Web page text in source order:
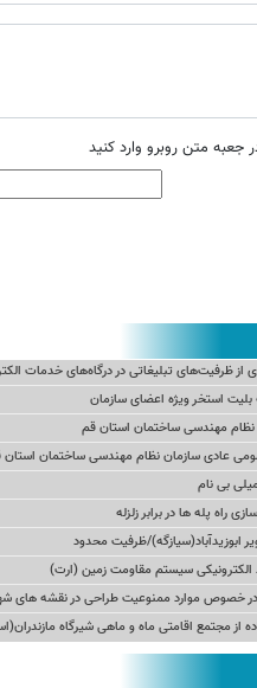
جعبه متن روبرو وارد کنید
از ظرفیت‌های تبلیغاتی در درگاه‌های خدمات
بلیت استخر ویژه اعضای سازمان
مهندسی ساختمان استان قم
عادی سازمان نظام مهندسی ساختمان
بی نام
راه پله ها در برابر زلزله
ابوزیدآباد(سیازگه)/ظرفیت محدود
الکترونیکی سیستم مقاومت زمین (ارت)
در خصوص موارد ممنوعیت طراحی در نقشه های
مجتمع اقامتی ماه و ماهی شیرگاه مازندران(اسفند